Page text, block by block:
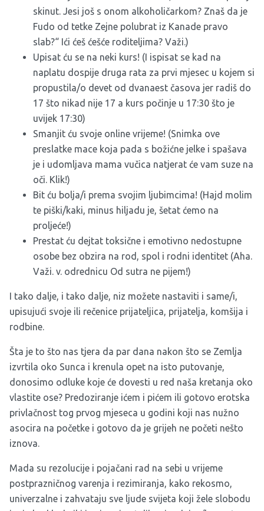
skinut. Jesi još s onom alkoholičarkom? Znaš da je
Fudo od tetke Zejne polubrat iz Kanade pravo
slab?“ Ići ćeš ćešće roditeljima? Važi.)
Upisat ću se na neki kurs! (I ispisat se kad na
naplatu dospije druga rata za prvi mjesec u kojem si
propustila/o devet od dvanaest časova jer radiš do
17 što nikad nije 17 a kurs počinje u 17:30 što je
uvijek 17:30)
Smanjit ću svoje online vrijeme! (Snimka ove
preslatke mace koja pada s božićne jelke i spašava
je i udomljava mama vučica natjerat će vam suze na
oči. Klik!)
Bit ću bolja/i prema svojim ljubimcima! (Hajd molim
te piški/kaki, minus hiljadu je, šetat ćemo na
proljeće!)
Prestat ću dejtat toksične i emotivno nedostupne
osobe bez obzira na rod, spol i rodni identitet (Aha.
Važi. v. odrednicu Od sutra ne pijem!)
I tako dalje, i tako dalje, niz možete nastaviti i same/i,
upisujući svoje ili rečenice prijateljica, prijatelja, komšija i
rodbine.
Šta je to što nas tjera da par dana nakon što se Zemlja
izvrtila oko Sunca i krenula opet na isto putovanje,
donosimo odluke koje će dovesti u red naša kretanja oko
vlastite ose? Predoziranje ićem i pićem ili gotovo erotska
privlačnost tog prvog mjeseca u godini koji nas nužno
asocira na početke i gotovo da je grijeh ne početi nešto
iznova.
Mada su rezolucije i pojačani rad na sebi u vrijeme
postprazničnog varenja i rezimiranja, kako rekosmo,
univerzalne i zahvataju sve ljude svijeta koji žele slobodu